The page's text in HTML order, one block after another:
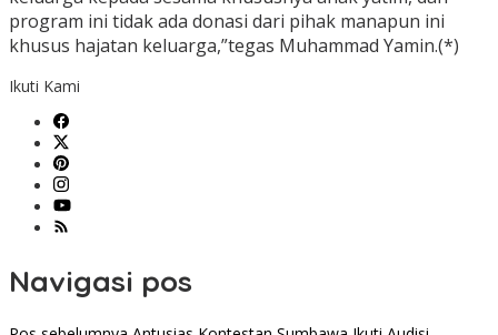
program ini tidak ada donasi dari pihak manapun ini
khusus hajatan keluarga,”tegas Muhammad Yamin.(*)
Ikuti Kami
Navigasi pos